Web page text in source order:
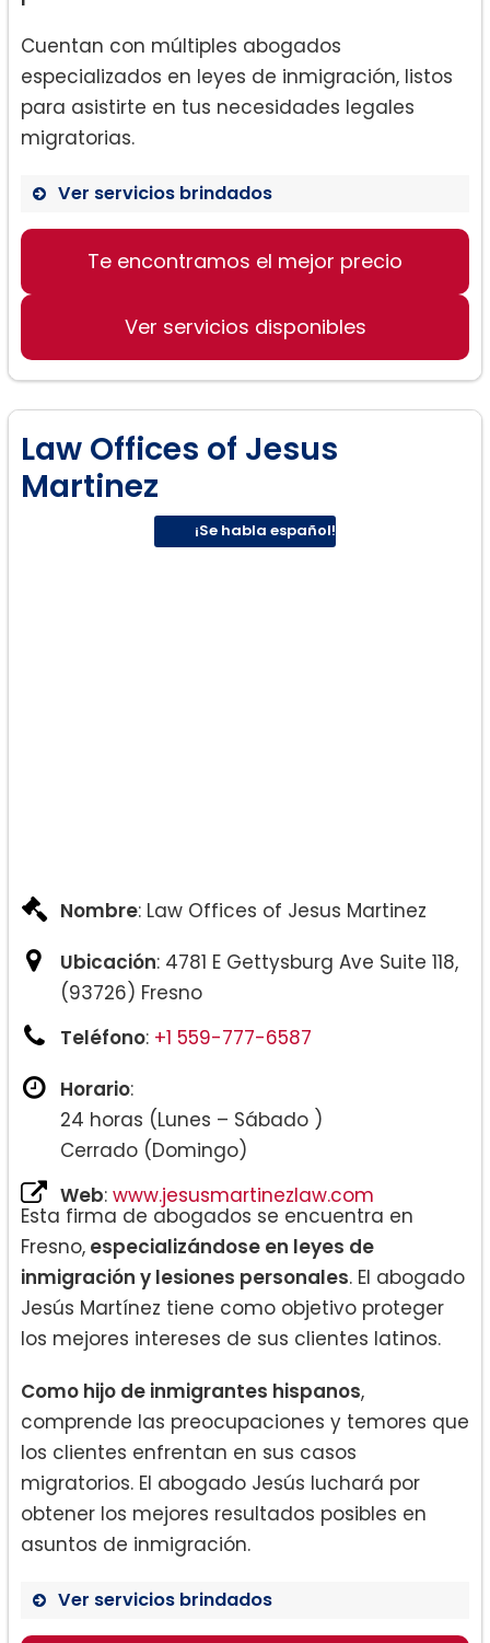
Cuentan con múltiples abogados
especializados en leyes de inmigración, listos
para asistirte en tus necesidades legales
migratorias.
Ver servicios brindados
Leyes de inmigración
Visas y ciudadanía estadounidense
Alivio humanitario como asilo o
estatus de refugiado
Te encontramos el mejor precio
Ver servicios disponibles
Law Offices of Jesus
Martinez
¡Se habla español!
Nombre: Law Offices of Jesus Martinez
Ubicación: 4781 E Gettysburg Ave Suite 118,
(93726) Fresno
Teléfono: +1 559-777-6587
Horario:
24 horas (Lunes – Sábado )
Cerrado (Domingo)
Web: www.jesusmartinezlaw.com
Esta firma de abogados se encuentra en
Fresno, especializándose en leyes de
inmigración y lesiones personales. El abogado
Jesús Martínez tiene como objetivo proteger
los mejores intereses de sus clientes latinos.
Como hijo de inmigrantes hispanos,
comprende las preocupaciones y temores que
los clientes enfrentan en sus casos
migratorios. El abogado Jesús luchará por
obtener los mejores resultados posibles en
asuntos de inmigración.
Ver servicios brindados